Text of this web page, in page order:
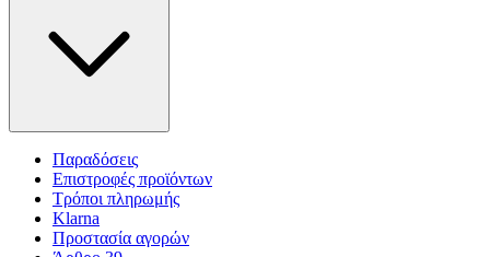
Παραδόσεις
Επιστροφές προϊόντων
Τρόποι πληρωμής
Klarna
Προστασία αγορών